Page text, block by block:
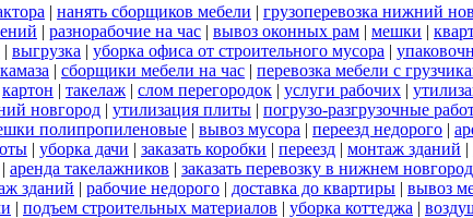
| нанять сборщиков мебели | грузоперевозка нижний
| разнорабочие на час | вывоз оконных рам | мешки |
| выгрузка | уборка офиса от строительного мусора |
| сборщики мебели на час | перевозка мебели с
картон | такелаж | слом перегородок | услуги рабочих |
новгород | утилизация плиты | погрузо-разгрузочные
полипропиленовые | вывоз мусора | переезд недорого |
| уборка дачи | заказать коробки | переезд | монтаж зданий |
| аренда такелажников | заказать перевозку в нижнем
зданий | рабочие недорого | доставка до квартиры | вывоз
| подъем строительных материалов | уборка коттеджа |